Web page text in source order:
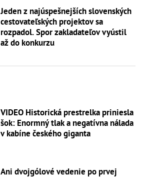
Jeden z najúspešnejších slovenských
cestovateľských projektov sa
rozpadol. Spor zakladateľov vyústil
až do konkurzu
VIDEO Historická prestrelka priniesla
šok: Enormný tlak a negatívna nálada
v kabíne českého giganta
Ani dvojgólové vedenie po prvej